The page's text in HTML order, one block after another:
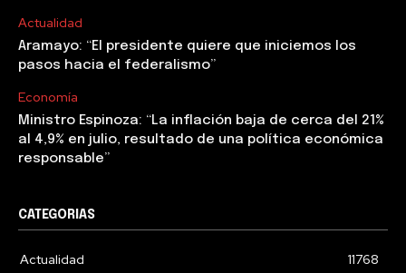
Actualidad
Aramayo: “El presidente quiere que iniciemos los
pasos hacia el federalismo”
Economía
Ministro Espinoza: “La inflación baja de cerca del 21%
al 4,9% en julio, resultado de una política económica
responsable”
CATEGORIAS
Actualidad
11768